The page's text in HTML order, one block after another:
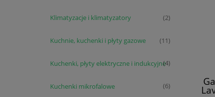
Klimatyzacje i klimatyzatory (2)
Kuchnie, kuchenki i płyty gazowe (11)
Kuchenki, płyty elektryczne i indukcyjne(4)
Kuchenki mikrofalowe (6)